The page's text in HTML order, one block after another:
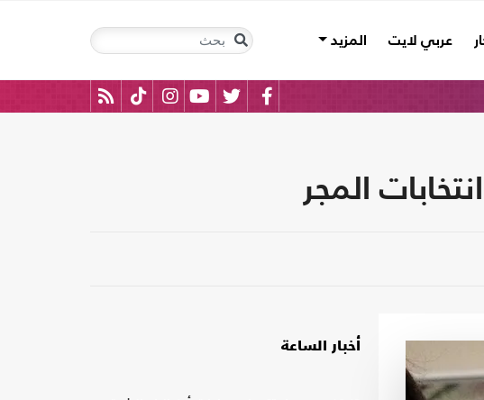
عربي لايت المزيد
المجر
أخبار الساعة